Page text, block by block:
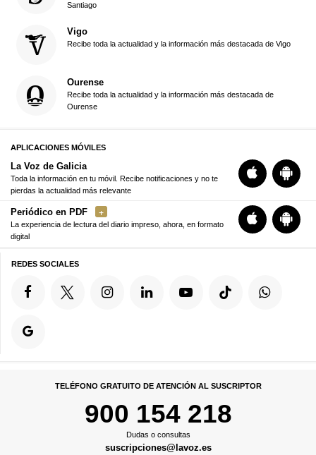
Santiago
Vigo
Recibe toda la actualidad y la información más destacada de Vigo
Ourense
Recibe toda la actualidad y la información más destacada de
Ourense
APLICACIONES MÓVILES
La Voz de Galicia
Toda la información en tu móvil. Recibe notificaciones y no te
pierdas la actualidad más relevante
Periódico en PDF
La experiencia de lectura del diario impreso, ahora, en formato
digital
REDES SOCIALES
TELÉFONO GRATUITO DE ATENCIÓN AL SUSCRIPTOR
900 154 218
Dudas o consultas
suscripciones@lavoz.es